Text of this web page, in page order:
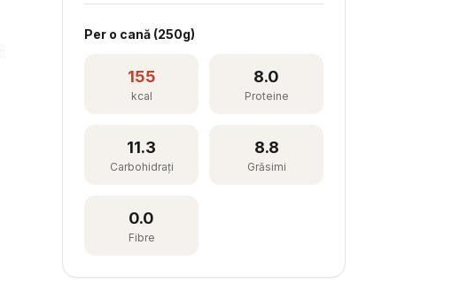
Per o cană (250g)
155
kcal
8.0
Proteine
11.3
Carbohidrați
8.8
Grăsimi
0.0
Fibre